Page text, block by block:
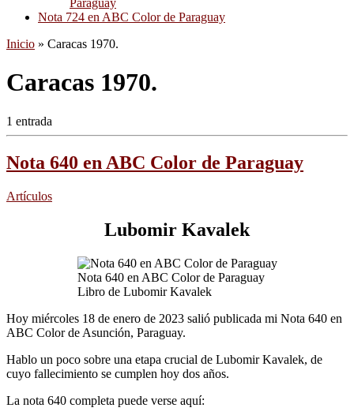
Paraguay
Nota 724 en ABC Color de Paraguay
Inicio » Caracas 1970.
Caracas 1970.
1 entrada
Nota 640 en ABC Color de Paraguay
Artículos
Lubomir Kavalek
Nota 640 en ABC Color de Paraguay
Libro de Lubomir Kavalek
Hoy miércoles 18 de enero de 2023 salió publicada mi Nota 640 en
ABC Color de Asunción, Paraguay.
Hablo un poco sobre una etapa crucial de Lubomir Kavalek, de
cuyo fallecimiento se cumplen hoy dos años.
La nota 640 completa puede verse aquí: